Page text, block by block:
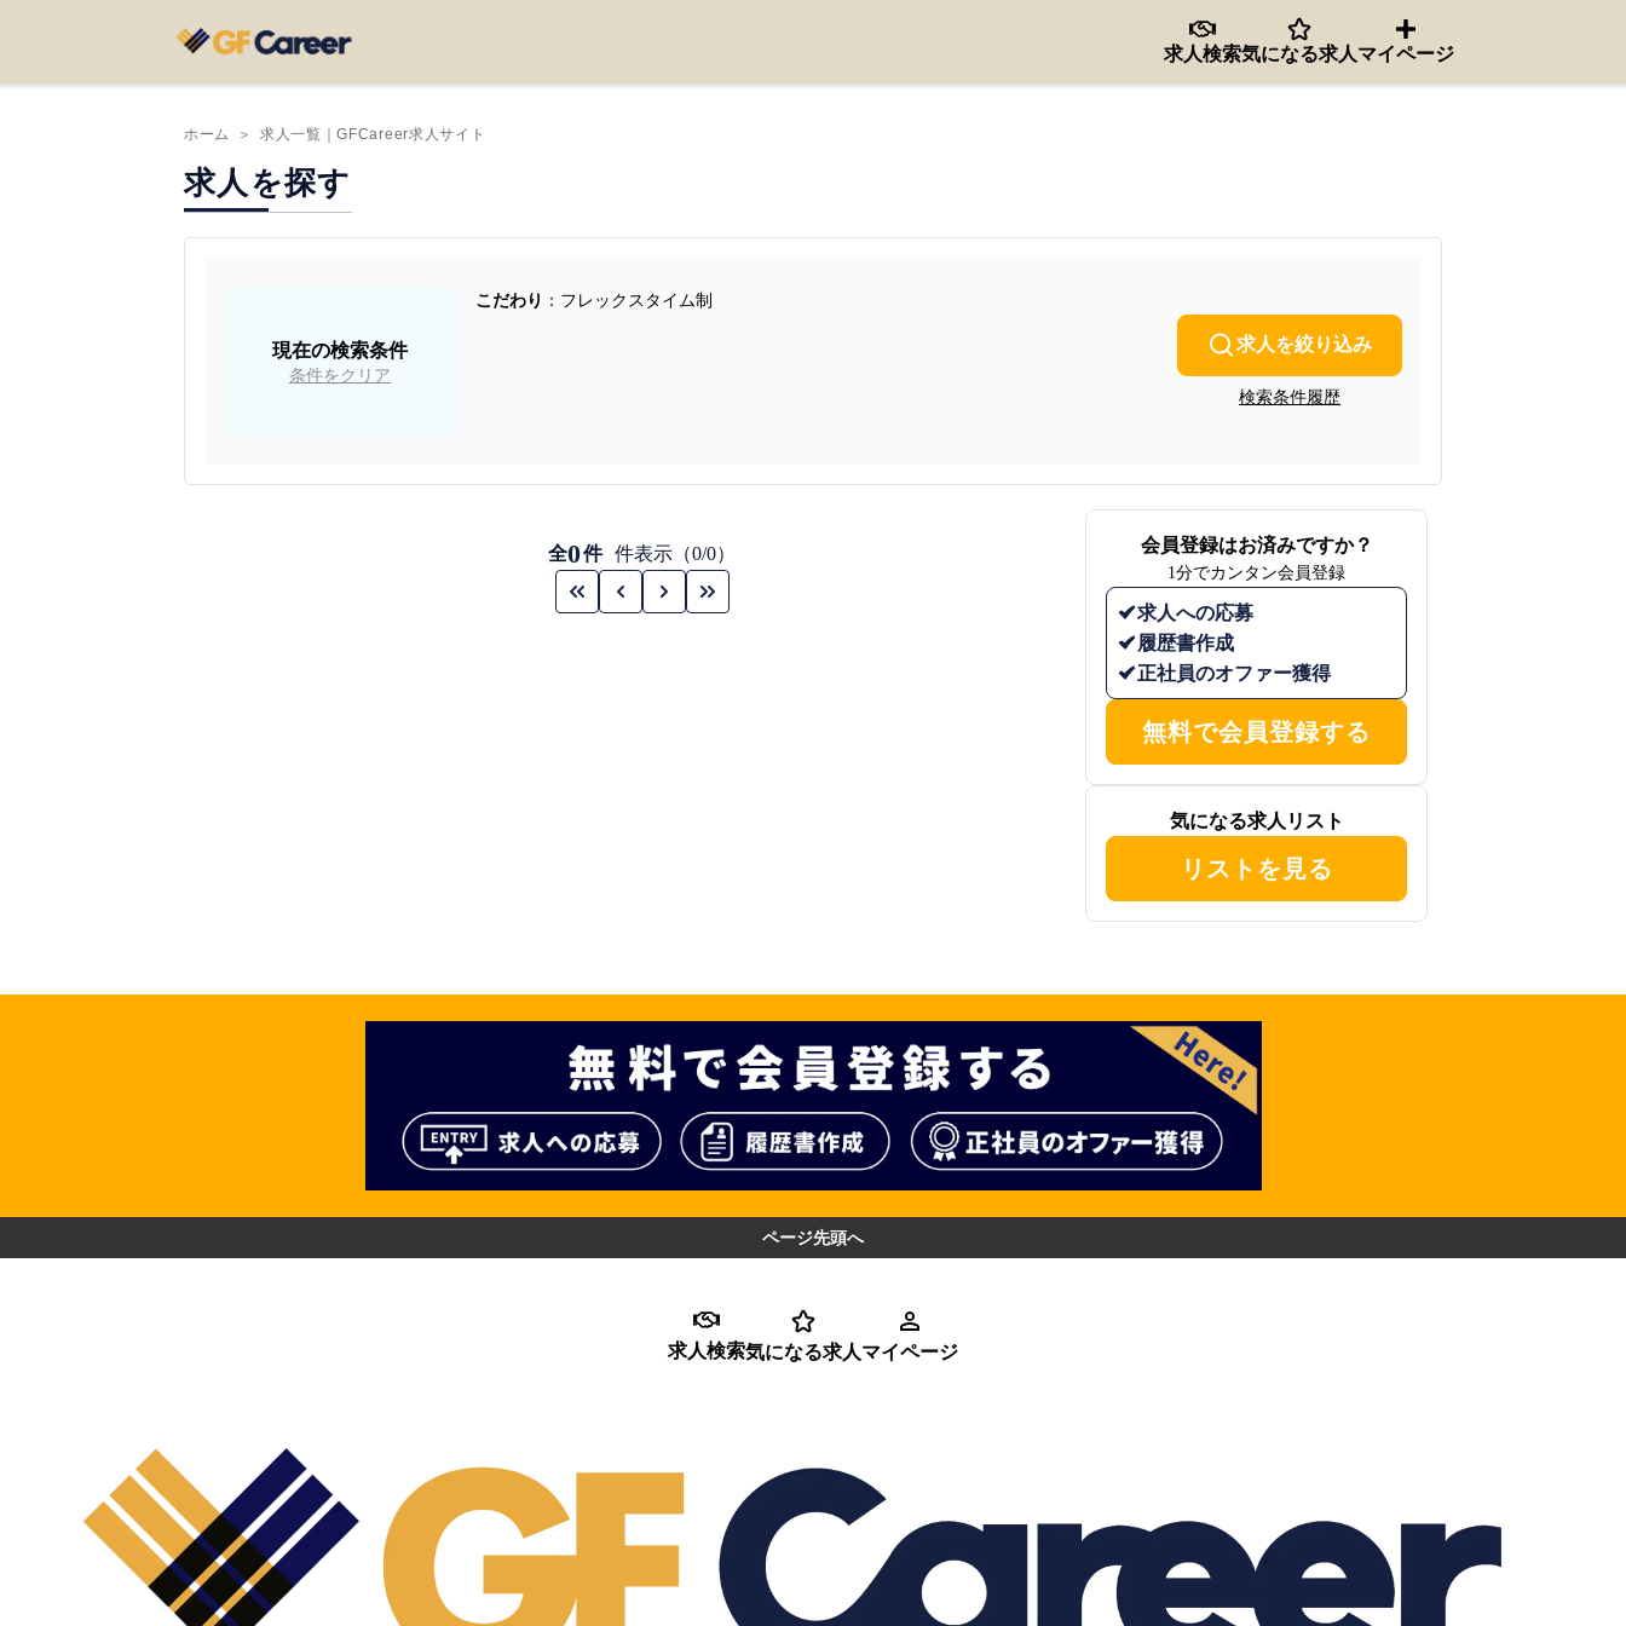
求人検索気になる求人マイページ
ホーム ＞ 求人一覧｜GFCareer求人サイト
求人を探す
現在の検索条件
条件をクリア
こだわり ：フレックスタイム制
求人を絞り込み
検索条件履歴
全0件 件表示（0/0） 会員登録はお済みですか？
1分でカンタン会員登録
求人への応募
履歴書作成
正社員のオファー獲得
無料で会員登録する
気になる求人リスト
リストを見る
ページ先頭へ
求人検索気になる求人マイページ